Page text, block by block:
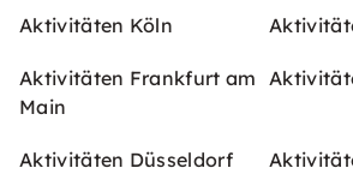
Aktivitäten Köln
Aktivitäten Frankfurt am
Main
Aktivitäten Düsseldorf